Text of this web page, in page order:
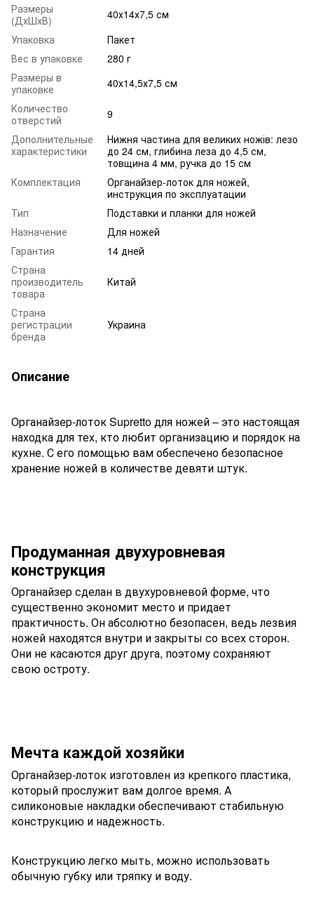
Размеры
(ДхШхВ)
40х14х7,5 см
Упаковка
Пакет
Вес в упаковке
280 г
Размеры в
упаковке
40х14,5х7,5 см
Количество
отверстий
9
Дополнительные
характеристики
Нижня частина для великих ножів: лезо
до 24 см, глибина леза до 4,5 см,
товщина 4 мм, ручка до 15 см
Комплектация
Органайзер-лоток для ножей,
инструкция по эксплуатации
Тип
Подставки и планки для ножей
Назначение
Для ножей
Гарантия
14 дней
Страна
производитель
товара
Китай
Страна
регистрации
бренда
Украина
Описание
Органайзер-лоток Supretto для ножей – это настоящая
находка для тех, кто любит организацию и порядок на
кухне. С его помощью вам обеспечено безопасное
хранение ножей в количестве девяти штук.
Продуманная двухуровневая
конструкция
Органайзер сделан в двухуровневой форме, что
существенно экономит место и придает
практичность. Он абсолютно безопасен, ведь лезвия
ножей находятся внутри и закрыты со всех сторон.
Они не касаются друг друга, поэтому сохраняют
свою остроту.
Мечта каждой хозяйки
Органайзер-лоток изготовлен из крепкого пластика,
который прослужит вам долгое время. А
силиконовые накладки обеспечивают стабильную
конструкцию и надежность.
Конструкцию легко мыть, можно использовать
обычную губку или тряпку и воду.